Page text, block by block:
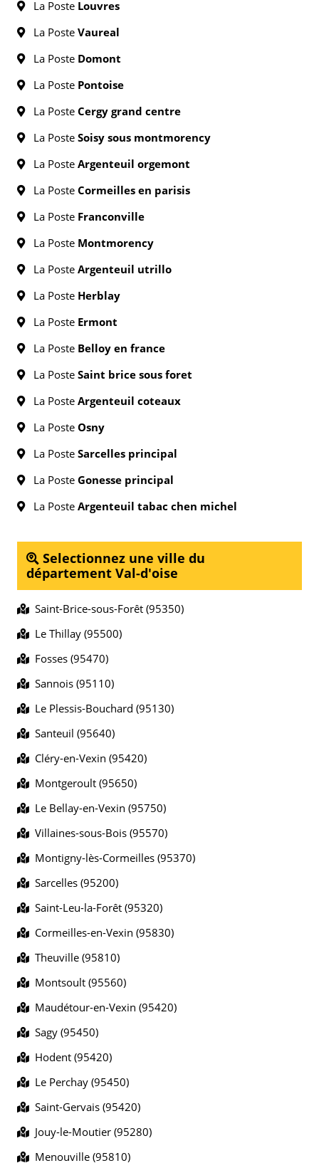
La Poste Louvres
La Poste Vaureal
La Poste Domont
La Poste Pontoise
La Poste Cergy grand centre
La Poste Soisy sous montmorency
La Poste Argenteuil orgemont
La Poste Cormeilles en parisis
La Poste Franconville
La Poste Montmorency
La Poste Argenteuil utrillo
La Poste Herblay
La Poste Ermont
La Poste Belloy en france
La Poste Saint brice sous foret
La Poste Argenteuil coteaux
La Poste Osny
La Poste Sarcelles principal
La Poste Gonesse principal
La Poste Argenteuil tabac chen michel
Selectionnez une ville du
département Val-d'oise
Saint-Brice-sous-Forêt (95350)
Le Thillay (95500)
Fosses (95470)
Sannois (95110)
Le Plessis-Bouchard (95130)
Santeuil (95640)
Cléry-en-Vexin (95420)
Montgeroult (95650)
Le Bellay-en-Vexin (95750)
Villaines-sous-Bois (95570)
Montigny-lès-Cormeilles (95370)
Sarcelles (95200)
Saint-Leu-la-Forêt (95320)
Cormeilles-en-Vexin (95830)
Theuville (95810)
Montsoult (95560)
Maudétour-en-Vexin (95420)
Sagy (95450)
Hodent (95420)
Le Perchay (95450)
Saint-Gervais (95420)
Jouy-le-Moutier (95280)
Menouville (95810)